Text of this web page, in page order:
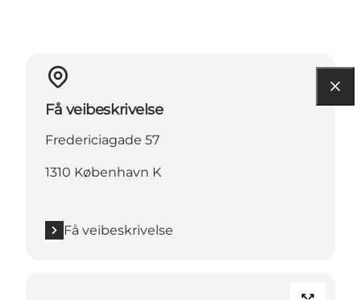
Få veibeskrivelse
Fredericiagade 57
1310 København K
Få veibeskrivelse